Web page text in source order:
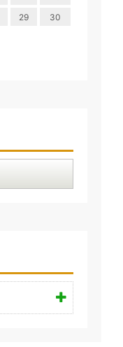
29
30